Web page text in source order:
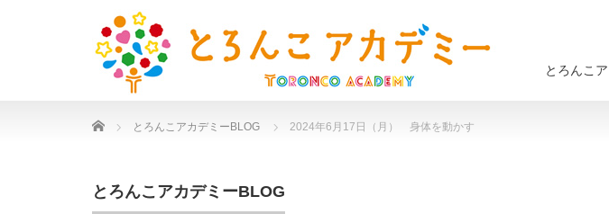
とろんこ
Home とろんこアカデミーBLOG 2024年6月17日（月） 身体を動かす
とろんこアカデミーBLOG